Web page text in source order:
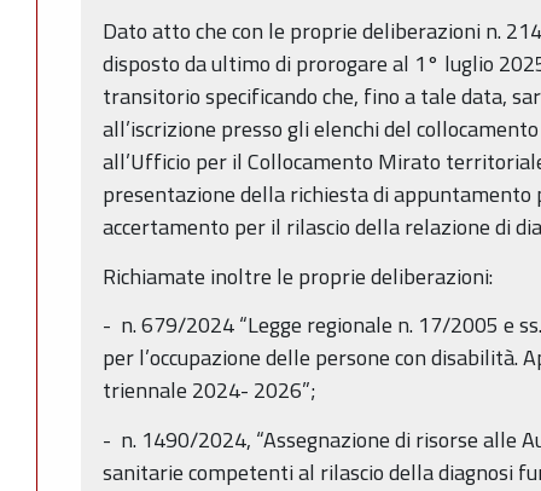
Dato atto che con le proprie deliberazioni n.
disposto da ultimo di prorogare al 1° luglio
transitorio specificando che, fino a tale data,
all’iscrizione presso gli elenchi del
all’Ufficio per il Collocamento Mirato
presentazione della richiesta di appuntamento
accertamento per il rilascio della relazione di
Richiamate inoltre le proprie deliberazioni:
- n. 679/2024 “Legge regionale n. 17/2005 e
per l’occupazione delle persone con disabilità.
triennale 2024- 2026”;
- n. 1490/2024, “Assegnazione di risorse alle
sanitarie competenti al rilascio della diagnosi